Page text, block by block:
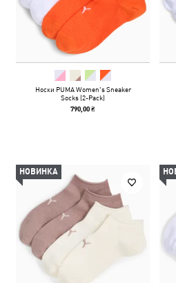
Носки PUMA Women's Sneaker
Socks (2-Pack)
790,00 ₴
НОВИНКА